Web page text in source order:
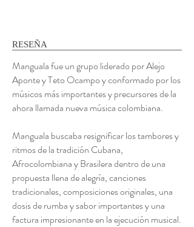
RESEÑA
Manguala fue un grupo liderado por Alejo
Aponte y Teto Ocampo y conformado por los
músicos más importantes y precursores de la
ahora llamada nueva música colombiana.
Manguala buscaba resignificar los tambores y
ritmos de la tradición Cubana,
Afrocolombiana y Brasilera dentro de una
propuesta llena de alegría, canciones
tradicionales, composiciones originales, una
dosis de rumba y sabor importantes y una
factura impresionante en la ejecución musical.